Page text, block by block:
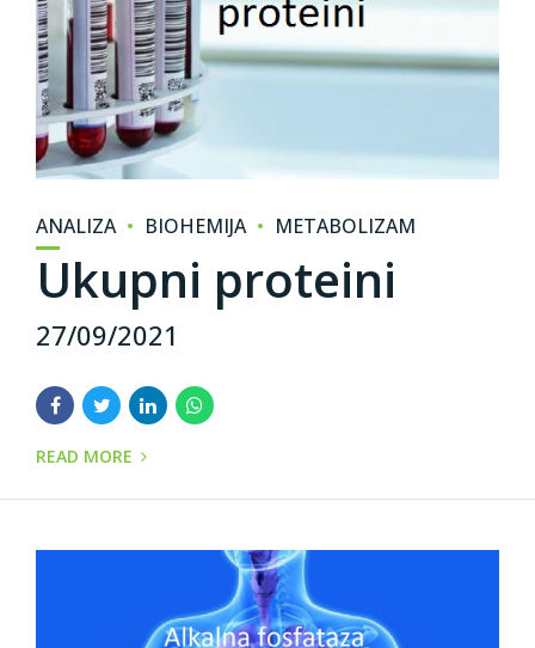
ANALIZA BIOHEMIJA METABOLIZAM
Ukupni proteini
27/09/2021
READ MORE